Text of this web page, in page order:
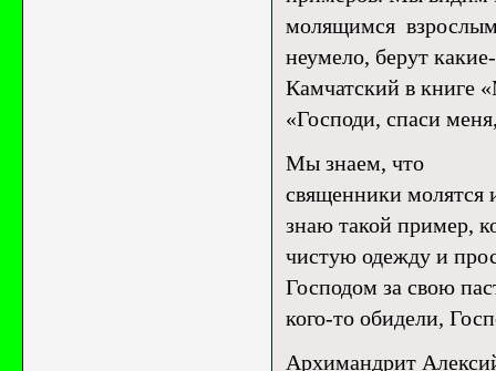
молящимся
неумело, берут
Камчатский в книге
«Господи, спаси
Мы знаем, что
священники молятся
знаю такой пример,
чистую одежду и
Господом за свою
кого-то обидели,
Архимандрит